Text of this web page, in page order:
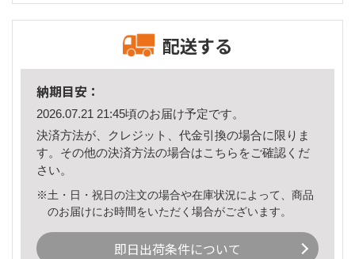
配送する
納期目安：
2026.07.21 21:45頃のお届け予定です。
決済方法が、クレジット、代金引換の場合に限りま
す。その他の決済方法の場合はこちら をご確認くだ
さい。
※土・日・祝日の注文の場合や在庫状況によって、商品
のお届けにお時間をいただく場合がございます。
即日出荷条件について